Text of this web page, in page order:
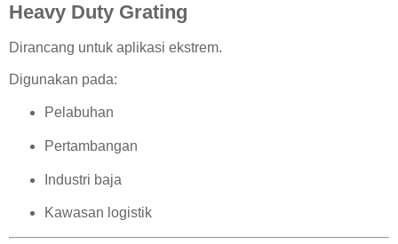
Heavy Duty Grating
Dirancang untuk aplikasi ekstrem.
Digunakan pada:
Pelabuhan
Pertambangan
Industri baja
Kawasan logistik